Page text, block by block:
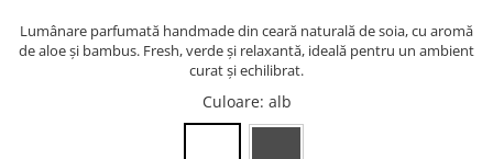
Lumânare parfumată handmade din ceară naturală de soia, cu aromă
de aloe și bambus. Fresh, verde și relaxantă, ideală pentru un ambient
curat și echilibrat.
Culoare: alb